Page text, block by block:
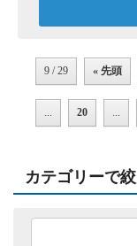
9 / 29 « 先頭
... 20 ...
カテゴリーで